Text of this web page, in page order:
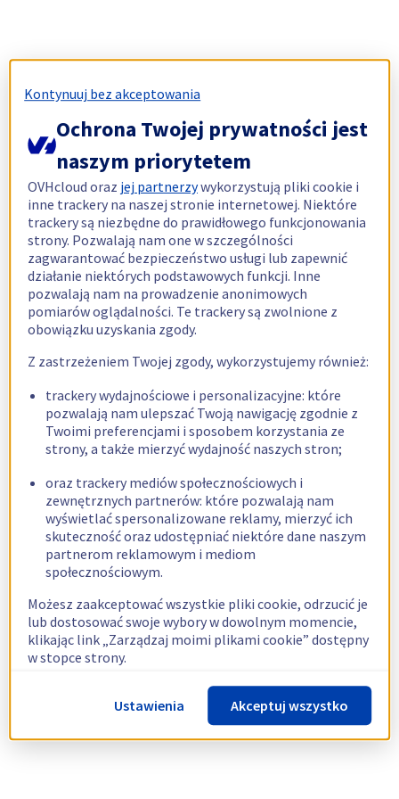
Kontynuuj bez akceptowania
Ochrona Twojej prywatności jest
naszym priorytetem
OVHcloud oraz jej partnerzywykorzystują pliki cookie i
inne trackery na naszej stronie internetowej. Niektóre
trackery są niezbędne do prawidłowego funkcjonowania
strony. Pozwalają nam one w szczególności
zagwarantować bezpieczeństwo usługi lub zapewnić
działanie niektórych podstawowych funkcji. Inne
pozwalają nam na prowadzenie anonimowych
pomiarów oglądalności. Te trackery są zwolnione z
obowiązku uzyskania zgody.
Z zastrzeżeniem Twojej zgody, wykorzystujemy również:
trackery wydajnościowe i personalizacyjne: które
pozwalają nam ulepszać Twoją nawigację zgodnie z
Twoimi preferencjami i sposobem korzystania ze
strony, a także mierzyć wydajność naszych stron;
oraz trackery mediów społecznościowych i
zewnętrznych partnerów: które pozwalają nam
wyświetlać spersonalizowane reklamy, mierzyć ich
skuteczność oraz udostępniać niektóre dane naszym
partnerom reklamowym i mediom
społecznościowym.
Możesz zaakceptować wszystkie pliki cookie, odrzucić je
lub dostosować swoje wybory w dowolnym momencie,
klikając link „Zarządzaj moimi plikami cookie” dostępny
w stopce strony.
Więcej informacji znajdziesz w naszejpolityce
dotyczącej wykorzystywania plików cookie.
Ustawienia Akceptuj wszystko